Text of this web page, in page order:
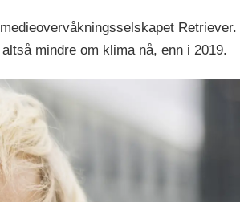
Retriever.
mindre om klima nå, enn i 2019.